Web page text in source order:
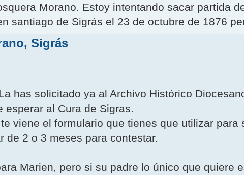
Morano. Estoy intentando sacar partida
santiago de Sigrás el 23 de octubre de 1876
Sigrás
has solicitado ya al Archivo Histórico
al Cura de Sigras.
viene el formulario que tienes que utilizar
de 2 o 3 meses para contestar.
Marien, pero si su padre lo único que quiere